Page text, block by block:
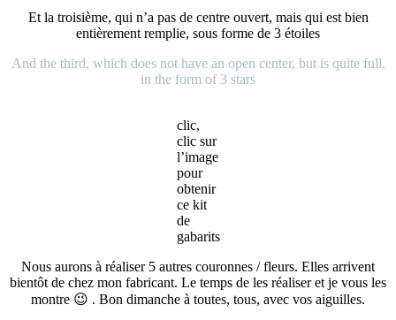
Et la troisième, qui n’a pas de centre ouvert, mais qui est bien
entièrement remplie, sous forme de 3 étoiles
And the third, which does not have an open center, but is quite full,
in the form of 3 stars
clic,
clic sur
l’image
pour
obtenir
ce kit
de
gabarits
Nous aurons à réaliser 5 autres couronnes / fleurs. Elles arrivent
bientôt de chez mon fabricant. Le temps de les réaliser et je vous les
montre 😉 . Bon dimanche à toutes, tous, avec vos aiguilles.